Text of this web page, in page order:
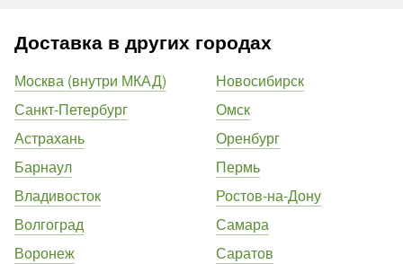
Доставка в других городах
Москва (внутри МКАД)
Санкт-Петербург
Астрахань
Барнаул
Владивосток
Волгоград
Воронеж
Новосибирск
Омск
Оренбург
Пермь
Ростов-на-Дону
Самара
Саратов